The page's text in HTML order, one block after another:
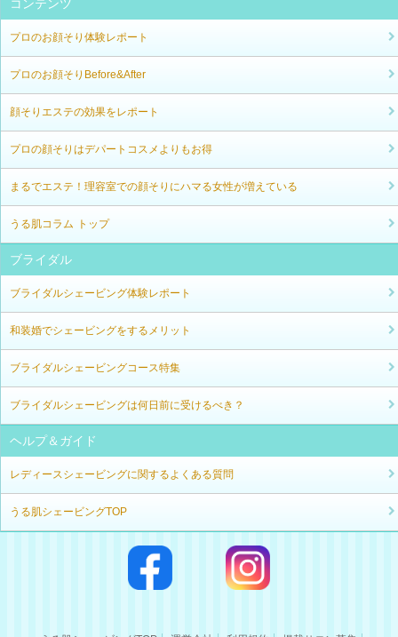
コンテンツ
プロのお顔そり体験レポート
プロのお顔そりBefore&After
顔そりエステの効果をレポート
プロの顔そりはデパートコスメよりもお得
まるでエステ！理容室での顔そりにハマる女性が増えている
うる肌コラム トップ
ブライダル
ブライダルシェービング体験レポート
和装婚でシェービングをするメリット
ブライダルシェービングコース特集
ブライダルシェービングは何日前に受けるべき？
ヘルプ＆ガイド
レディースシェービングに関するよくある質問
うる肌シェービングTOP